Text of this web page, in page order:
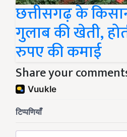
छत्तीसगढ़ के
गुलाब की खेती,
रुपए की कमाई
Share your